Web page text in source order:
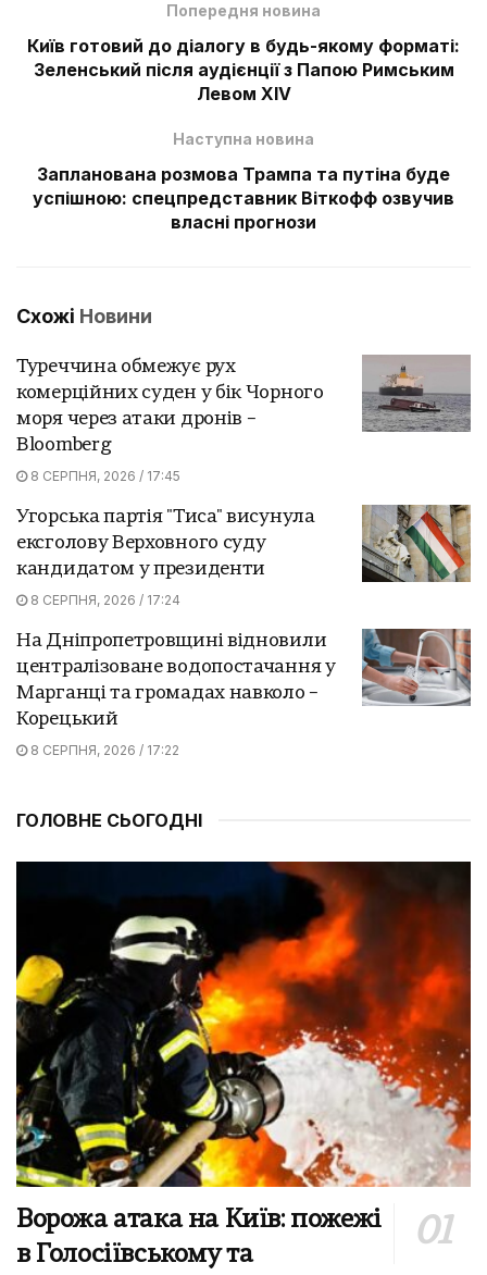
Попередня новина
Київ готовий до діалогу в будь-якому форматі:
Зеленський після аудієнції з Папою Римським
Левом XIV
Наступна новина
Запланована розмова Трампа та путіна буде
успішною: спецпредставник Віткофф озвучив
власні прогнози
Схожі Новини
Туреччина обмежує рух
комерційних суден у бік Чорного
моря через атаки дронів –
Bloomberg
8 СЕРПНЯ, 2026 / 17:45
Угорська партія "Тиса" висунула
ексголову Верховного суду
кандидатом у президенти
8 СЕРПНЯ, 2026 / 17:24
На Дніпропетровщині відновили
централізоване водопостачання у
Марганці та громадах навколо –
Корецький
8 СЕРПНЯ, 2026 / 17:22
ГОЛОВНЕ СЬОГОДНІ
Ворожа атака на Київ: пожежі
в Голосіївському та